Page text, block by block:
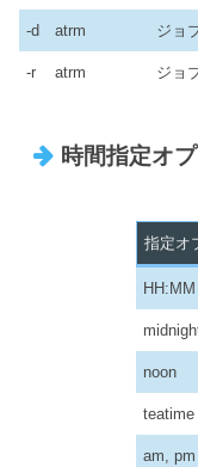
-d atrm ジョ
-r atrm ジョ
時間指定オ
指定オ
HH:MM
noon
teatime
am, pm